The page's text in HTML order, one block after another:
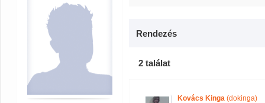
Rendezés
2 találat
Kovács Kinga (dokinga)